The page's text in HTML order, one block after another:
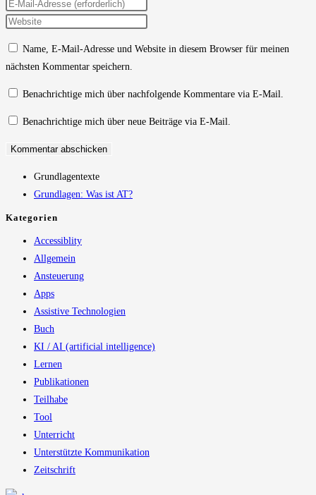
deinen
Namen
Benutzernamen
Kommentieren
Gib
deine
zum
ein
Gib
ein
Name, E-Mail-Adresse und Website in diesem Browser für meinen
nächsten Kommentar speichern.
Benachrichtige mich über nachfolgende Kommentare via E-Mail.
Benachrichtige mich über neue Beiträge via E-Mail.
Grundlagentexte
Grundlagen: Was ist AT?
Kategorien
Accessiblity
Allgemein
Ansteuerung
Apps
Assistive Technologien
Buch
KI / AI (artificial intelligence)
Lernen
Publikationen
Teilhabe
Tool
Unterricht
Unterstützte Kommunikation
Zeitschrift